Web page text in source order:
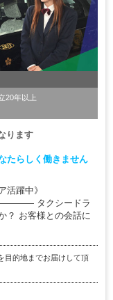
20年以上
ります
たらしく働きません
活躍中》
タクシードラ
？ お客様との会話に
目的地までお届けして頂